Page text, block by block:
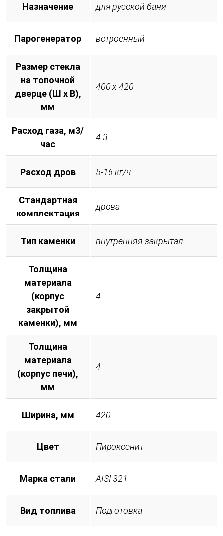
Назначение для русской бани
Парогенератор встроенный
Размер стекла
на топочной
дверце (Ш х В),
мм
400 х 420
Расход газа, м3/
час
4.3
Расход дров 5-16 кг/ч
Стандартная
комплектация
дрова
Тип каменки внутренняя закрытая
Толщина
материала
(корпус
закрытой
каменки), мм
4
Толщина
материала
(корпус печи),
мм
4
Ширина, мм 420
Цвет Пироксенит
Марка стали AISI 321
Вид топлива Подготовка